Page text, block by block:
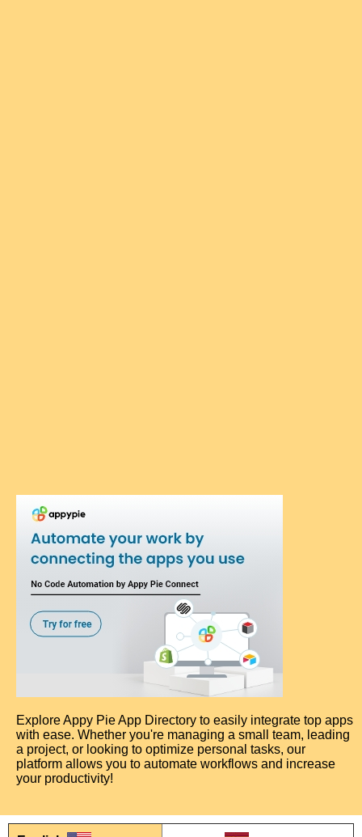
Explore Appy Pie App Directory to easily integrate top apps
with ease. Whether you're managing a small team, leading
a project, or looking to optimize personal tasks, our
platform allows you to automate workflows and increase
your productivity!